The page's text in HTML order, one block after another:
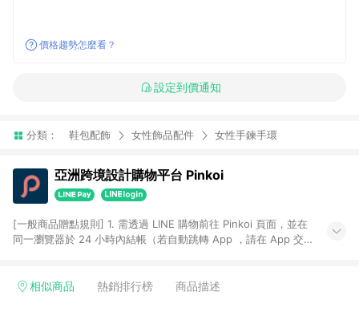
價格趨勢怎麼看？
設定到價通知
分類： 鞋包配飾 女性飾品配件 女性手鍊手環
亞洲跨境設計購物平台 Pinkoi
[一般商品贈點規則] 1. 需透過 LINE 購物前往 Pinkoi 頁面，並在
同一瀏覽器於 24 小時內結帳（若自動跳轉 App ，請在 App 交
回饋訂單不得享有 Pinkoi 站方優惠，例如首購優惠，P coins，
相似商品 熱銷排行榜 商品描述